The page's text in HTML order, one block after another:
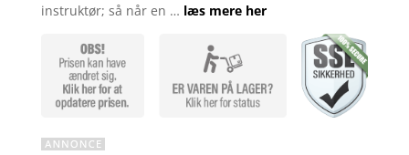
instruktør; så når en … læs mere her